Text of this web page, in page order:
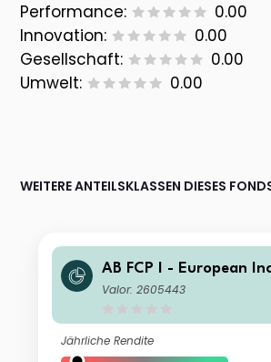
Performance:
0.00
Innovation:
0.00
Gesellschaft:
0.00
Umwelt:
0.00
WEITERE ANTEILSKLASSEN DIESES
AB FCP I - European
o I2 Acc
Valor: 2605443
Jährliche Rendite